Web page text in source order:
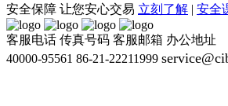
安全保障 让您安心交易 立刻了解 | 安全
客服电话 传真号码 客服邮箱 办公地址
40000-95561 86-21-22211999